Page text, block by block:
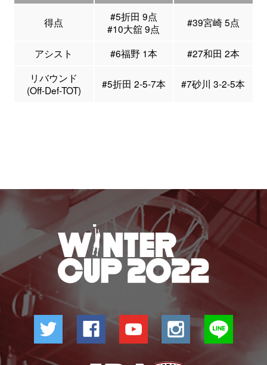
得点
#5折田 9点
#10大舘 9点
#39宮崎 5点
アシスト #6福野 1本
#27和田 2本
リバウンド
(Off-Def-TOT)
#5折田 2-5-7本 #7砂川 3-2-5本